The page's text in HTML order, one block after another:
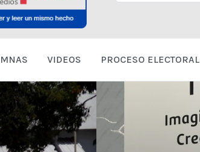
VIDEOS PROCESO ELECTORAL